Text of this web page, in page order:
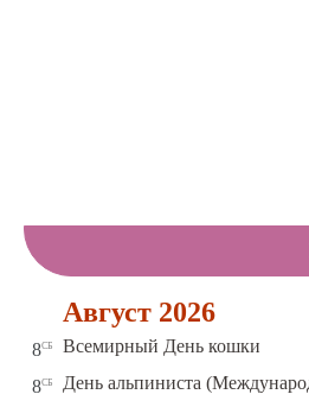
Август 2026
8сб Всемирный День кошки
8сб День альпиниста